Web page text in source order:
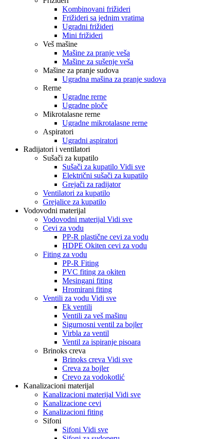
Kombinovani frižideri
Frižideri sa jednim vratima
Ugradni frižideri
Mini frižideri
Veš mašine
Mašine za pranje veša
Mašine za sušenje veša
Mašine za pranje sudova
Ugradna mašina za pranje sudova
Rerne
Ugradne rerne
Ugradne ploče
Mikrotalasne rerne
Ugradne mikrotalasne rerne
Aspiratori
Ugradni aspiratori
Radijatori i ventilatori
Sušači za kupatilo
Sušači za kupatilo Vidi sve
Električni sušači za kupatilo
Grejači za radijator
Ventilatori za kupatilo
Grejalice za kupatilo
Vodovodni materijal
Vodovodni materijal Vidi sve
Cevi za vodu
PP-R plastične cevi za vodu
HDPE Okiten cevi za vodu
Fiting za vodu
PP-R Fiting
PVC fiting za okiten
Mesingani fiting
Hromirani fiting
Ventili za vodu Vidi sve
Ek ventili
Ventili za veš mašinu
Sigurnosni ventil za bojler
Virbla za ventil
Ventil za ispiranje pisoara
Brinoks creva
Brinoks creva Vidi sve
Creva za bojler
Crevo za vodokotlić
Kanalizacioni materijal
Kanalizacioni materijal Vidi sve
Kanalizacione cevi
Kanalizacioni fiting
Sifoni
Sifoni Vidi sve